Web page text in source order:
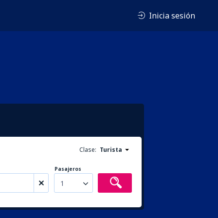
Inicia sesión
Clase: Turista
Pasajeros
1